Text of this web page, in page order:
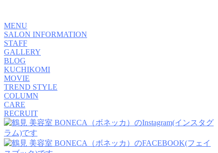
MENU
SALON INFORMATION
STAFF
GALLERY
BLOG
KUCHIKOMI
MOVIE
TREND STYLE
COLUMN
CARE
RECRUIT